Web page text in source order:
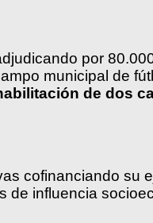
por
municipal de
de dos
cofinanciando su
influencia